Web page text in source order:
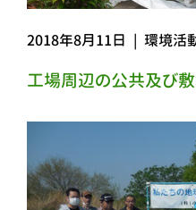
2018年8月11日 | 環境活
工場周辺の公共及び